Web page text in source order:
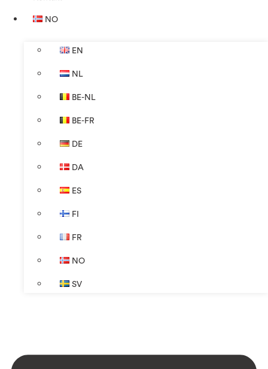
NO
EN
NL
BE-NL
BE-FR
DE
DA
ES
FI
FR
NO
SV